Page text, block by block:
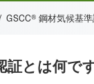
GSCC® 鋼材気候基
証とは何で